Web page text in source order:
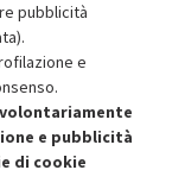
prodotto nuovo.
pubblicità
e
e pubblicità
di cookie